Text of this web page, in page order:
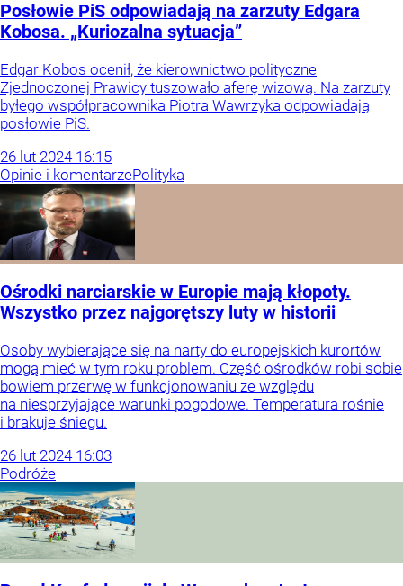
Posłowie PiS odpowiadają na zarzuty Edgara
Kobosa. „Kuriozalna sytuacja”
Edgar Kobos ocenił, że kierownictwo polityczne
Zjednoczonej Prawicy tuszowało aferę wizową. Na zarzuty
byłego współpracownika Piotra Wawrzyka odpowiadają
posłowie PiS.
26 lut 2024 16:15
Opinie i komentarzePolityka
Ośrodki narciarskie w Europie mają kłopoty.
Wszystko przez najgorętszy luty w historii
Osoby wybierające się na narty do europejskich kurortów
mogą mieć w tym roku problem. Część ośrodków robi sobie
bowiem przerwę w funkcjonowaniu ze względu
na niesprzyjające warunki pogodowe. Temperatura rośnie
i brakuje śniegu.
26 lut 2024 16:03
Podróże